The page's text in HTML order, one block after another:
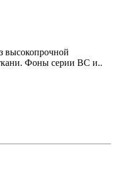
высокопрочной
Фоны серии BC и..